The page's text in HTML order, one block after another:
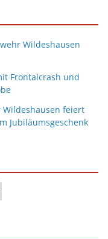
Wildeshausen
Frontalcrash und
Wildeshausen feiert
Jubiläumsgeschenk